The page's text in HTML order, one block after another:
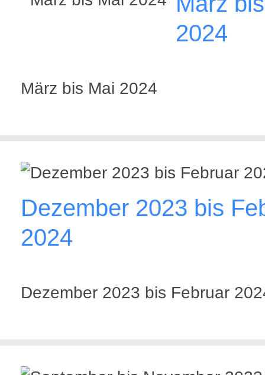
2024
März bis Mai 2024
Dezember 2023 bis
2024
Dezember 2023 bis Februar